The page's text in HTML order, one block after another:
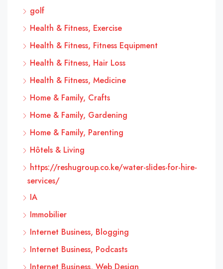
golf
Health & Fitness, Exercise
Health & Fitness, Fitness Equipment
Health & Fitness, Hair Loss
Health & Fitness, Medicine
Home & Family, Crafts
Home & Family, Gardening
Home & Family, Parenting
Hôtels & Living
https://reshugroup.co.ke/water-slides-for-hire-
services/
IA
Immobilier
Internet Business, Blogging
Internet Business, Podcasts